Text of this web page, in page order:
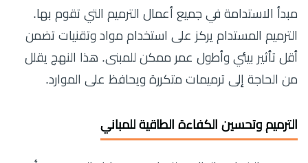
مبدأ الاستدامة في جميع أعمال الترميم التي تقوم بها.
الترميم المستدام يركز على استخدام مواد وتقنيات تضمن
أقل تأثير بيئي وأطول عمر ممكن للمبنى. هذا النهج يقلل
من الحاجة إلى ترميمات متكررة ويحافظ على الموارد.
الترميم وتحسين الكفاءة الطاقية للمباني